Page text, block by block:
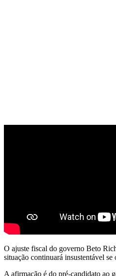
O ajuste fiscal do governo Beto
situação continuará insustentável
A afirmação é do pré-candidato ao